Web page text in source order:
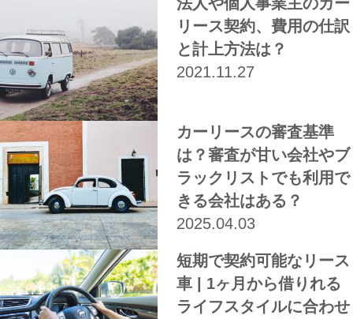
リース契約、費用の仕訳
と計上方法は？
2021.11.27
カーリースの審査基準
は？審査が甘い会社やブ
ラックリストでも利用で
きる会社はある？
2025.04.03
短期で契約可能なリース
車 | 1ヶ月から借りれる
ライフスタイルに合わせ